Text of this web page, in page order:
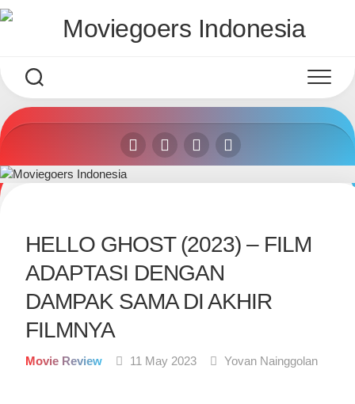
Skip
to
HELLO GHOST (2023) – FILM
ADAPTASI DENGAN
DAMPAK SAMA DI AKHIR
FILMNYA
Movie Review 11 May 2023 Yovan Nainggolan